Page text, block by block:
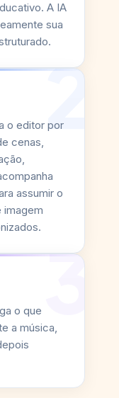
sua
2
o editor por
cenas,
assumir o
imagem
3
o que
a música,